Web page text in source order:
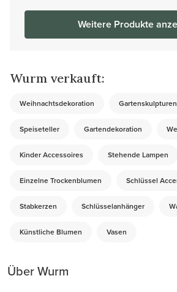
Weitere Produkte
Wurm verkauft:
Weihnachtsdekoration Gartenskulpturen
Speiseteller Gartendekoration
Kinder Accessoires Stehende Lampen
Einzelne Trockenblumen Schlüssel
Stabkerzen Schlüsselanhänger
Künstliche Blumen Vasen
Über Wurm